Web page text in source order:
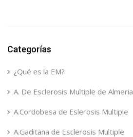
Categorías
¿Qué es la EM?
A. De Esclerosis Multiple de Almeria
A.Cordobesa de Eslerosis Multiple
A.Gaditana de Esclerosis Multiple